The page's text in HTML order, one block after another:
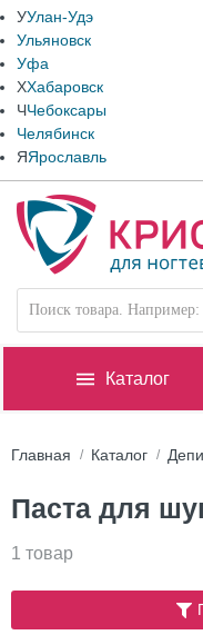
УУлан-Удэ
Ульяновск
Уфа
ХХабаровск
ЧЧебоксары
Челябинск
ЯЯрославль
Каталог
Главная Каталог
Паста для
1 товар